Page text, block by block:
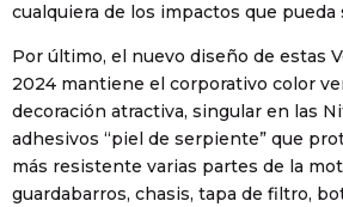
cualquiera de los impactos que pueda
Por último, el nuevo diseño de estas
2024 mantiene el corporativo color
decoración atractiva, singular en las
adhesivos “piel de serpiente” que
más resistente varias partes de la
guardabarros, chasis, tapa de filtro,